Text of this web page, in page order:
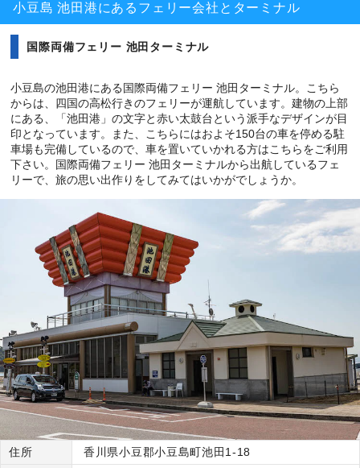
小豆島 池田港にあるフェリー会社とターミナル
国際両備フェリー 池田ターミナル
小豆島の池田港にある国際両備フェリー 池田ターミナル。こちら
からは、四国の高松行きのフェリーが運航しています。建物の上部
にある、「池田港」の文字と赤い太鼓台という派手なデザインが目
印となっています。また、こちらにはおよそ150台の車を停める駐
車場も完備しているので、車を置いていかれる方はこちらをご利用
下さい。国際両備フェリー 池田ターミナルから出航しているフェ
リーで、旅の思い出作りをしてみてはいかがでしょうか。
住所
香川県小豆郡小豆島町池田1-18